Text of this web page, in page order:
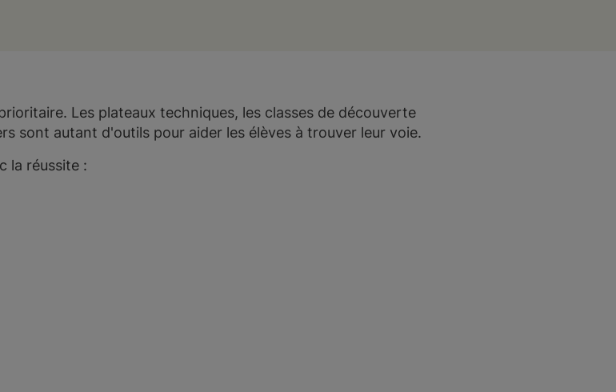
Les plateaux techniques, les classes de découverte
sont autant d'outils pour aider les élèves à trouver leur voie.
la réussite :